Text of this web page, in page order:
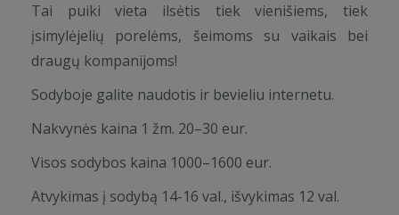
Tai puiki vieta ilsėtis tiek vienišiems, tiek
įsimylėjelių porelėms, šeimoms su vaikais bei
draugų kompanijoms!
Sodyboje galite naudotis ir bevieliu internetu.
Nakvynės kaina 1 žm. 20–30 eur.
Visos sodybos kaina 1000–1600 eur.
Atvykimas į sodybą 14-16 val., išvykimas 12 val.